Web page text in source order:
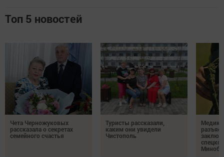
Топ 5 новостей
Чета Черножуковых
рассказала о секретах
семейного счастья
Туристы рассказали,
каким они увидели
Чистополь